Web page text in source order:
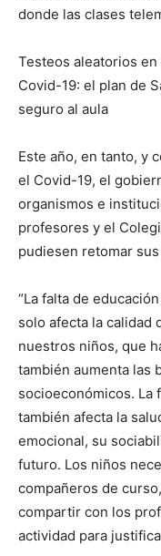
donde las clases
Testeos aleatorios
Covid-19: el plan de
seguro al aula
Este año, en tanto, y
el Covid-19, el
organismos e
profesores y el
pudiesen retomar
“La falta de
solo afecta la calidad
nuestros niños, que
también aumenta las
socioeconómicos. La
también afecta la
emocional, su
futuro. Los niños
compañeros de
compartir con los
actividad para